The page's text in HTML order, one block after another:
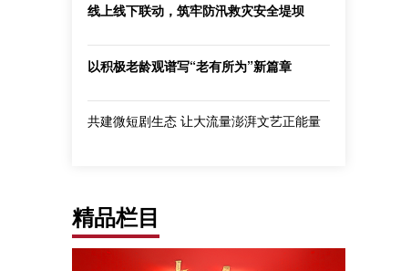
线上线下联动，筑牢防汛救灾安全堤坝
以积极老龄观谱写“老有所为”新篇章
共建微短剧生态 让大流量澎湃文艺正能量
精品栏目